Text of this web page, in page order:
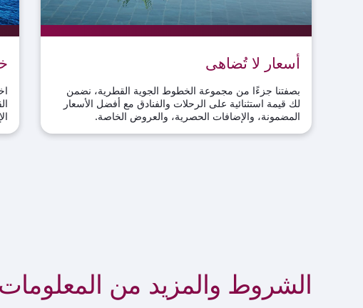
أسعار لا تُضاهى
بصفتنا جزءًا من مجموعة الخطوط الجوية القطرية، نضمن
لك قيمة استثنائية على الرحلات والفنادق مع أفضل الأسعار
المضمونة، والإضافات الحصرية، والعروض الخاصة.
الشروط والمزيد من المعلومات